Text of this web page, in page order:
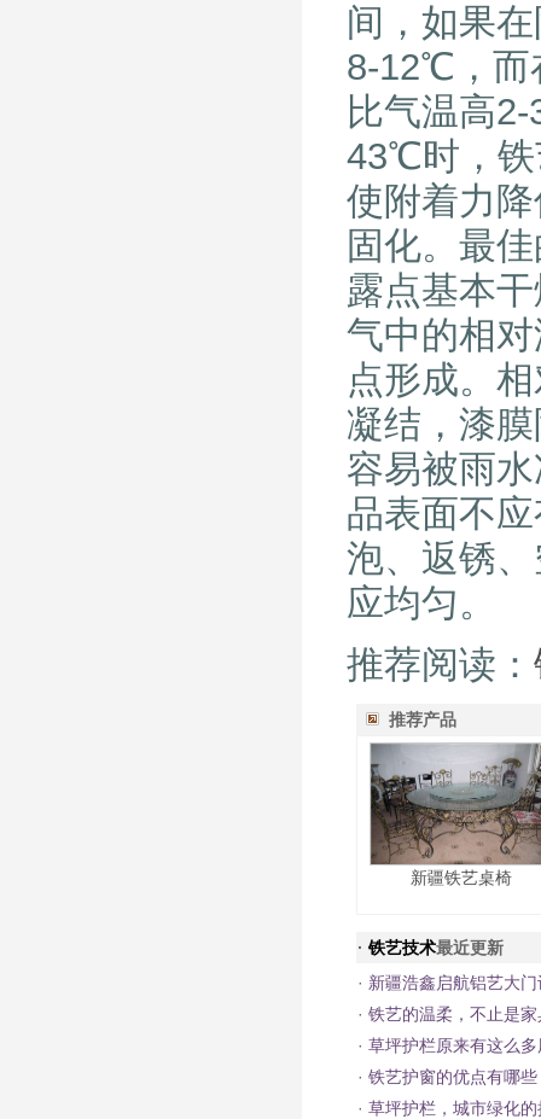
间，如果
8-12℃，而
比气温高
43℃时，铁
使附着力
固化。最
露点基本
气中的相
点形成。
凝结，漆
容易被雨
品表面不
泡、返锈
应均匀。
推荐阅读：
推荐产品
新疆铁艺桌椅
· 铁艺技术最近更新
· 新疆浩鑫启航铝艺大
· 铁艺的温柔，不止是
· 草坪护栏原来有这么
· 铁艺护窗的优点有哪些
· 草坪护栏，城市绿化